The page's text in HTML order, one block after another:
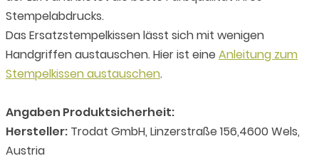
Stempelabdrucks.
Das Ersatzstempelkissen lässt sich mit wenigen
Handgriffen austauschen. Hier ist eine Anleitung zum
Stempelkissen austauschen.
Angaben Produktsicherheit:
Hersteller: Trodat GmbH, Linzerstraße 156,4600 Wels,
Austria